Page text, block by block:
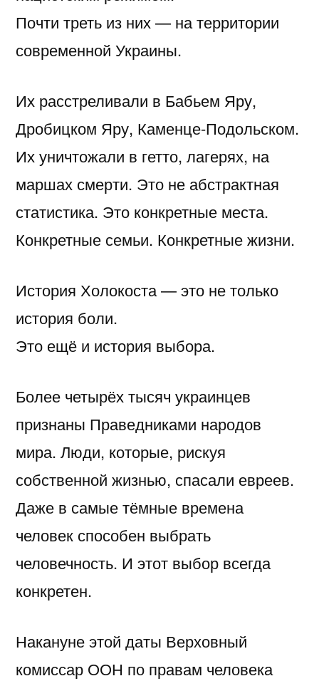
Почти треть из них — на территории
современной Украины.
Их расстреливали в Бабьем Яру,
Дробицком Яру, Каменце-Подольском.
Их уничтожали в гетто, лагерях, на
маршах смерти. Это не абстрактная
статистика. Это конкретные места.
Конкретные семьи. Конкретные жизни.
История Холокоста — это не только
история боли.
Это ещё и история выбора.
Более четырёх тысяч украинцев
признаны Праведниками народов
мира. Люди, которые, рискуя
собственной жизнью, спасали евреев.
Даже в самые тёмные времена
человек способен выбрать
человечность. И этот выбор всегда
конкретен.
Накануне этой даты Верховный
комиссар ООН по правам человека